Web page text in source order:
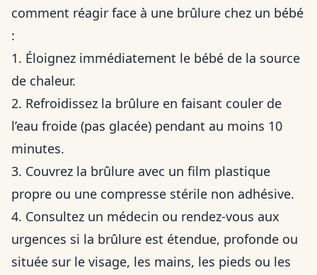
comment réagir face à une brûlure chez un bébé
:
1. Éloignez immédiatement le bébé de la source
de chaleur.
2. Refroidissez la brûlure en faisant couler de
l’eau froide (pas glacée) pendant au moins 10
minutes.
3. Couvrez la brûlure avec un film plastique
propre ou une compresse stérile non adhésive.
4. Consultez un médecin ou rendez-vous aux
urgences si la brûlure est étendue, profonde ou
située sur le visage, les mains, les pieds ou les